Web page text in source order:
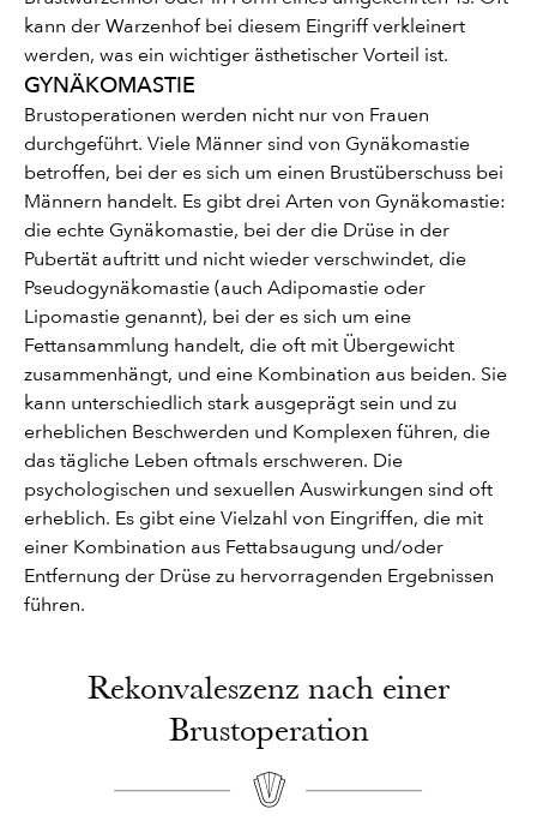
kann der Warzenhof bei diesem Eingriff verkleinert
werden, was ein wichtiger ästhetischer Vorteil ist.
GYNÄKOMASTIE
Brustoperationen werden nicht nur von Frauen
durchgeführt. Viele Männer sind von Gynäkomastie
betroffen, bei der es sich um einen Brustüberschuss bei
Männern handelt. Es gibt drei Arten von Gynäkomastie:
die echte Gynäkomastie, bei der die Drüse in der
Pubertät auftritt und nicht wieder verschwindet, die
Pseudogynäkomastie (auch Adipomastie oder
Lipomastie genannt), bei der es sich um eine
Fettansammlung handelt, die oft mit Übergewicht
zusammenhängt, und eine Kombination aus beiden. Sie
kann unterschiedlich stark ausgeprägt sein und zu
erheblichen Beschwerden und Komplexen führen, die
das tägliche Leben oftmals erschweren. Die
psychologischen und sexuellen Auswirkungen sind oft
erheblich. Es gibt eine Vielzahl von Eingriffen, die mit
einer Kombination aus Fettabsaugung und/oder
Entfernung der Drüse zu hervorragenden Ergebnissen
führen.
Rekonvaleszenz nach einer
Brustoperation